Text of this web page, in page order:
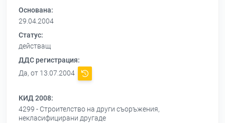
Основана:
29.04.2004
Статус:
действащ
ДДС регистрация:
Да, от 13.07.2004
КИД 2008:
4299 - Строителство на други съоръжения,
некласифицирани другаде